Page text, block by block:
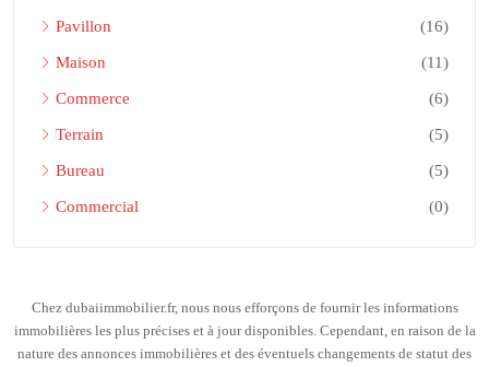
Pavillon (16)
Maison (11)
Commerce (6)
Terrain (5)
Bureau (5)
Commercial (0)
Chez dubaiimmobilier.fr, nous nous efforçons de fournir les informations
immobilières les plus précises et à jour disponibles. Cependant, en raison de la
nature des annonces immobilières et des éventuels changements de statut des